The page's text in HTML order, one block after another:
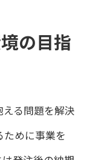
の目指
る問題を解決
ために事業を